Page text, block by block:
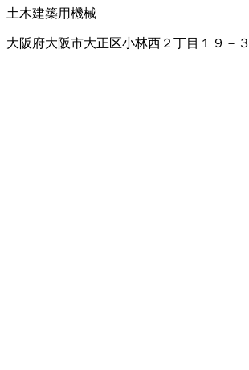
土木建築用機械
大阪府大阪市大正区小林西２丁目１９－３